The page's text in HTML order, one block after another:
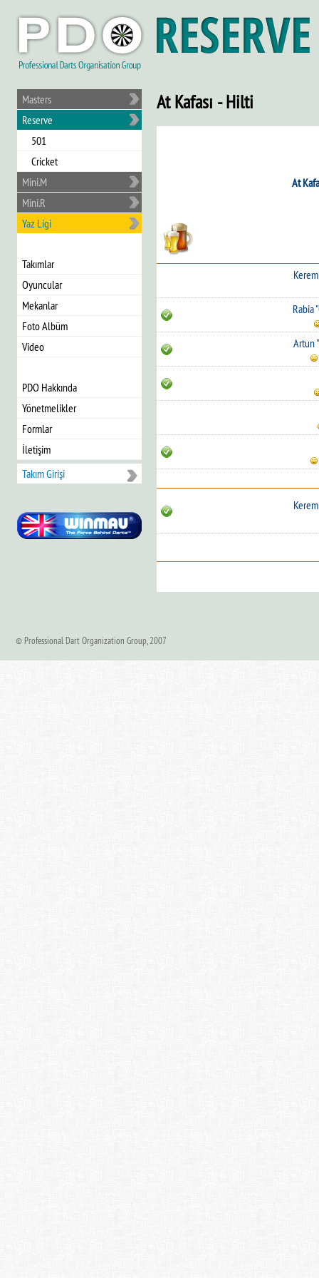
Masters
Reserve
501
Cricket
Mini.M
Mini.R
Yaz Ligi
Takımlar
Oyuncular
Mekanlar
Foto Albüm
Video
PDO Hakkında
Yönetmelikler
Formlar
İletişim
Takım Girişi
At Kafası - Hilti
At
Rabia
Artun
© Professional Dart Organization Group, 2007